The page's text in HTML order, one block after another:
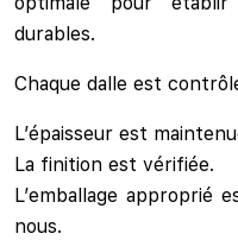
durables.
Chaque dalle est
L’épaisseur est
La finition est vérifiée.
L’emballage approprié
nous.